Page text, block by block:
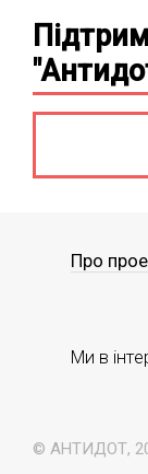
© АНТИДОТ,
Про
Ми в